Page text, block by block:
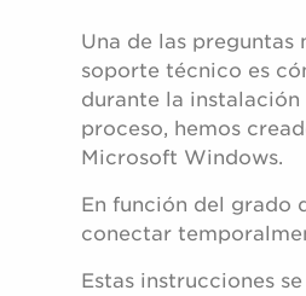
Una de las preguntas
soporte técnico es
durante la instalación
proceso, hemos
Microsoft Windows.
En función del grado
conectar
Estas instrucciones